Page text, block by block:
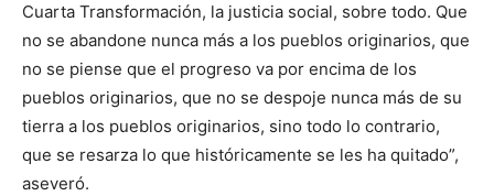
Cuarta Transformación, la justicia social, sobre todo. Que
no se abandone nunca más a los pueblos originarios, que
no se piense que el progreso va por encima de los
pueblos originarios, que no se despoje nunca más de su
tierra a los pueblos originarios, sino todo lo contrario,
que se resarza lo que históricamente se les ha quitado”,
aseveró.